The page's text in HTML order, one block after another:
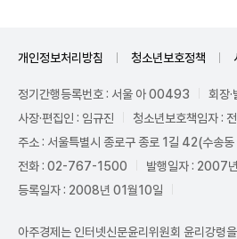
개인정보처리방침 청소년보호정책
정기간행등록번호 : 서울 아 00493
회장
사장·편집인 : 임규진
청소년보호책임자 :
주소 : 서울특별시 종로구 종로 1길 42(수송
전화 : 02-767-1500
발행일자 : 2007
등록일자 : 2008년 01월10일
아주경제는 인터넷신문윤리위원회 윤리강령